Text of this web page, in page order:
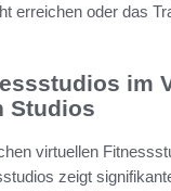
erreichen oder das
im
Studios
virtuellen
zeigt